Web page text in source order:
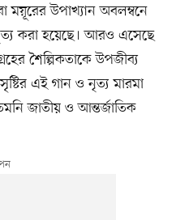
বা ময়ূরের উপাখ্যান অবলম্বনে
করা হয়েছে। আরও এসেছে
শৈল্পিকতাকে উপজীব্য
এই গান ও নৃত্য মারমা
জাতীয় ও আন্তর্জাতিক